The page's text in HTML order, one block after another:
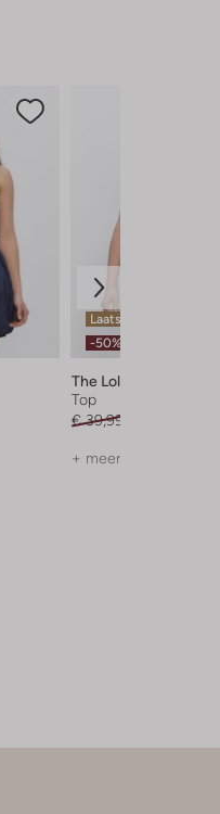
Laatste maten
-50%
The Lola Club
Top
€ 39,99
+ meer kleuren